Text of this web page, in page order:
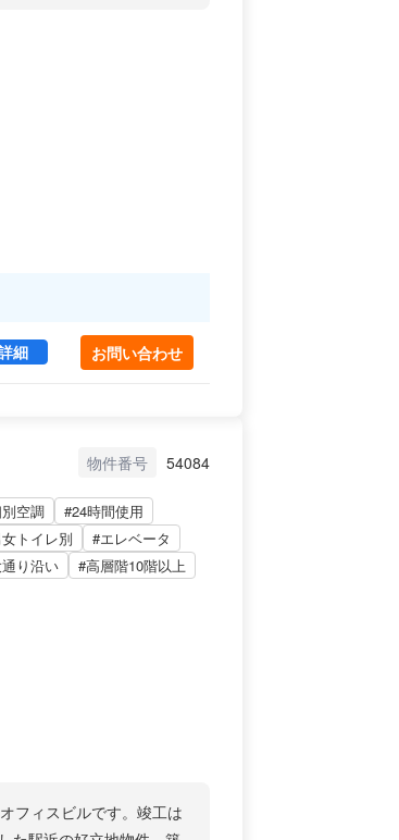
細NS飯田橋ビル 2 (76.79㎡) ｜後楽エリア の賃貸オフ
お問い合わせ
物件番号 54084
空調
#24時間使用
トイレ別
#エレベータ
り沿い
#高層階10階以上
フィスビルです。竣工は